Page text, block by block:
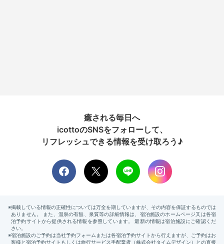
癒される毎日へ
icottoのSNSをフォローして、
リフレッシュできる情報を受け取ろう♪